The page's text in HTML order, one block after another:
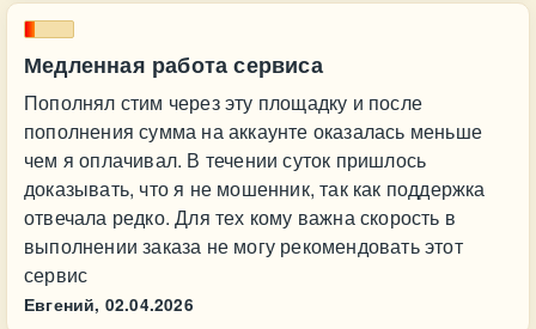
Медленная работа сервиса
Пополнял стим через эту площадку и после
пополнения сумма на аккаунте оказалась меньше
чем я оплачивал. В течении суток пришлось
доказывать, что я не мошенник, так как поддержка
отвечала редко. Для тех кому важна скорость в
выполнении заказа не могу рекомендовать этот
сервис
Евгений, 02.04.2026